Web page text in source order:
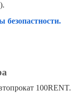
безопастности.
100RENT.